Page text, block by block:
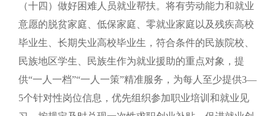
（十四）做好困难人员就业帮扶。将有劳动能力和就业
意愿的脱贫家庭、低保家庭、零就业家庭以及残疾高校
毕业生、长期失业高校毕业生，符合条件的民族院校、
民族地区学生、民族生作为就业援助的重点对象，提
供“一人一档”“一人一策”精准服务，为每人至少提供3—
5个针对性岗位信息，优先组织参加职业培训和就业见